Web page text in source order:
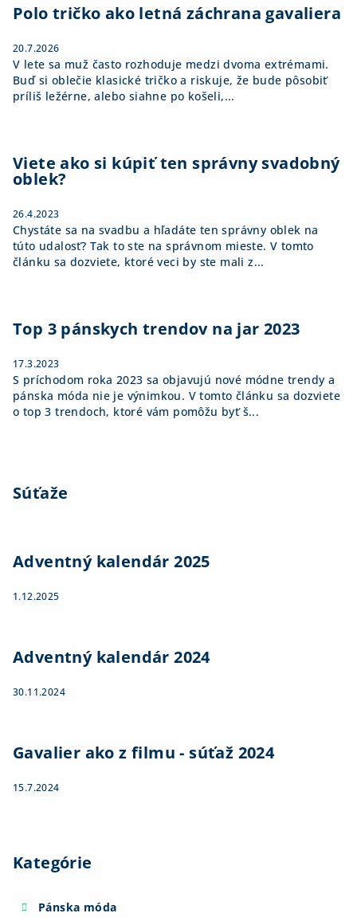
Polo tričko ako letná záchrana gavaliera
20.7.2026
V lete sa muž často rozhoduje medzi dvoma extrémami.
Buď si oblečie klasické tričko a riskuje, že bude pôsobiť
príliš ležérne, alebo siahne po košeli,...
Viete ako si kúpiť ten správny svadobný
oblek?
26.4.2023
Chystáte sa na svadbu a hľadáte ten správny oblek na
túto udalosť? Tak to ste na správnom mieste. V tomto
článku sa dozviete, ktoré veci by ste mali z...
Top 3 pánskych trendov na jar 2023
17.3.2023
S príchodom roka 2023 sa objavujú nové módne trendy a
pánska móda nie je výnimkou. V tomto článku sa dozviete
o top 3 trendoch, ktoré vám pomôžu byť š...
Súťaže
Adventný kalendár 2025
1.12.2025
Adventný kalendár 2024
30.11.2024
Gavalier ako z filmu - súťaž 2024
15.7.2024
Kategórie
Pánska móda